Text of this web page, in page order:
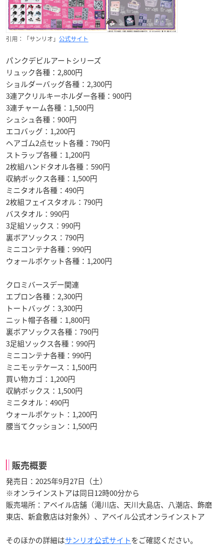
引用：「サンリオ」 公式サイト
パンクデビルアートシリーズ
リュック各種：2,800円
ショルダーバッグ各種：2,300円
3連アクリルキーホルダー各種：900円
3連チャーム各種：1,500円
シュシュ各種：900円
エコバッグ：1,200円
ヘアゴム2点セット各種：790円
ストラップ各種：1,200円
2枚組ハンドタオル各種：590円
収納ボックス各種：1,500円
ミニタオル各種：490円
2枚組フェイスタオル：790円
バスタオル：990円
3足組ソックス：990円
裏ボアソックス：790円
ミニコンテナ各種：990円
ウォールポケット各種：1,200円
クロミバースデー関連
エプロン各種：2,300円
トートバッグ：3,300円
ニット帽子各種：1,800円
裏ボアソックス各種：790円
3足組ソックス各種：990円
ミニコンテナ各種：990円
ミニモッテケース：1,500円
買い物カゴ：1,200円
収納ボックス：1,500円
ミニタオル：490円
ウォールポケット：1,200円
腰当てクッション：1,500円
販売概要
発売日：2025年9月27日（土）
※オンラインストアは同日12時00分から
販売場所：アベイル店舗（滝川店、天川大島店、八潮店、飾磨
東店、新倉敷店は対象外）、アベイル公式オンラインストア
そのほかの詳細はサンリオ公式サイトをご確認ください。